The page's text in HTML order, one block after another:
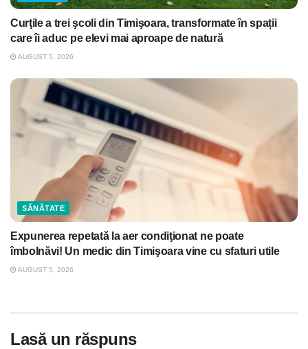
Curţile a trei şcoli din Timişoara, transformate în spații
care îi aduc pe elevi mai aproape de natură
AUGUST 5, 2026
SĂNĂTATE
Expunerea repetată la aer condiţionat ne poate
îmbolnăvi! Un medic din Timişoara vine cu sfaturi utile
AUGUST 5, 2026
Lasă un răspuns